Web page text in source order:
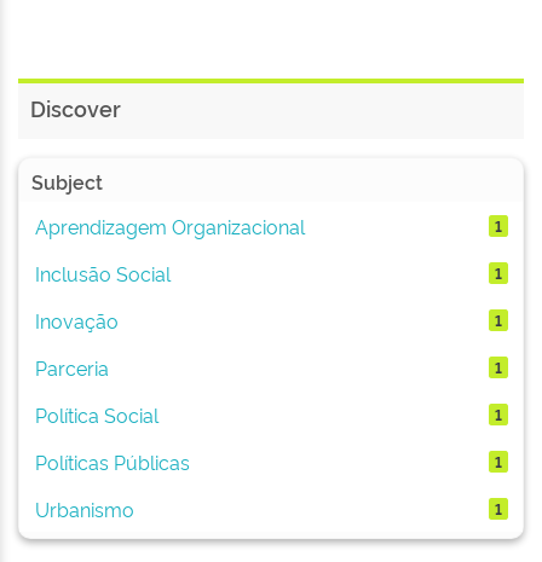
Discover
Subject
Aprendizagem Organizacional
1
Inclusão Social 1
Inovação 1
Parceria 1
Política Social 1
Políticas Públicas 1
Urbanismo 1